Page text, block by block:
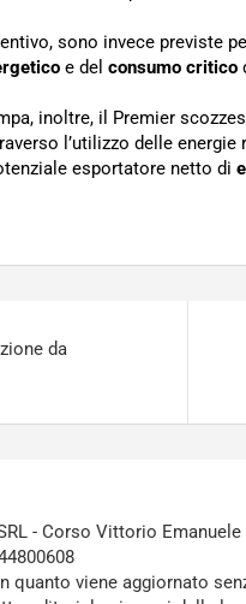
sono invece previste
e del consumo critico
inoltre, il Premier
l’utilizzo delle
esportatore netto di
da
- Corso Vittorio Emanuele
quanto viene aggiornato